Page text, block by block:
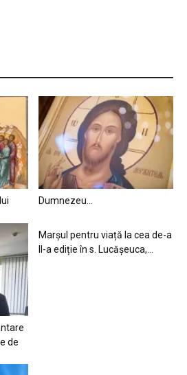
Dumnezeu…
de
Marșul pentru viață la cea de-a
II-a ediție în s. Lucășeuca,...